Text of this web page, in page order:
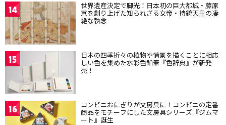
14 世界遺産決定で脚光！日本初の巨大都城・藤原
京を創り上げた知られざる女帝・持統天皇の凄
絶な執念
15 日本の四季折々の植物や情景を描くことに相応
しい色を集めた水彩色鉛筆『色辞典』が新発
売！
16 コンビニおにぎりが文房具に！コンビニの定番
商品をモチーフにした文房具シリーズ『ジムマ
ート』誕生